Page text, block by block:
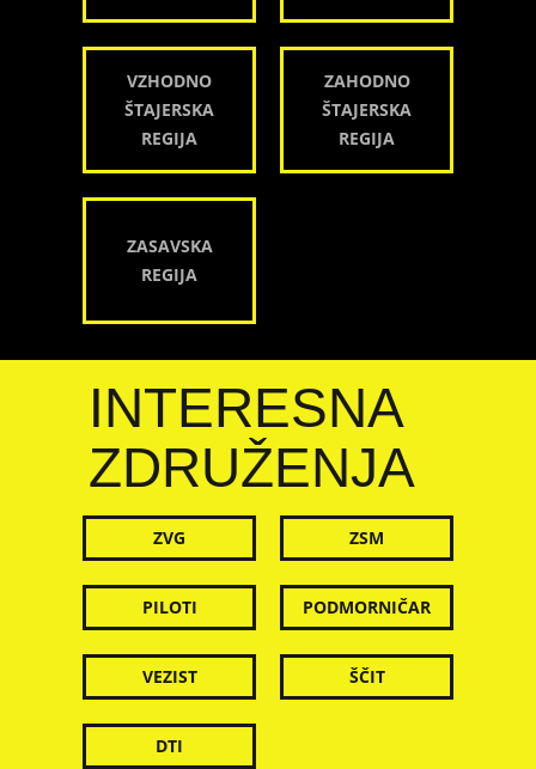
VZHODNO
ŠTAJERSKA
REGIJA
ZAHODNO
ŠTAJERSKA
REGIJA
ZASAVSKA
REGIJA
INTERESNA
ZDRUŽENJA
ZVG ZSM
PILOTI PODMORNIČAR
VEZIST ŠČIT
DTI